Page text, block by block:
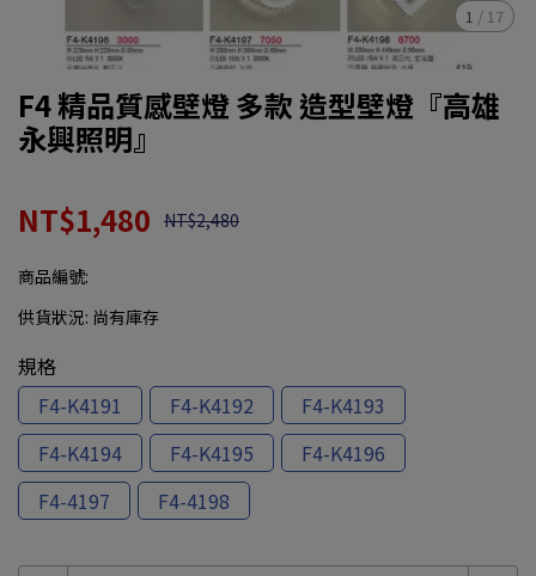
1 / 17
F4 精品質感壁燈 多款 造型壁燈『高雄
永興照明』
NT$1,480 NT$2,480
商品編號:
供貨狀況: 尚有庫存
規格
F4-K4191
F4-K4192
F4-K4193
F4-K4194
F4-K4195
F4-K4196
F4-4197
F4-4198